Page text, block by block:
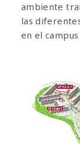
ambiente
las
en el